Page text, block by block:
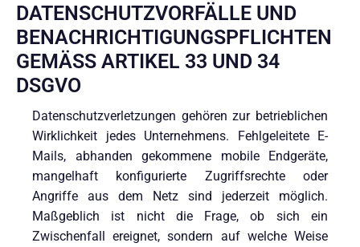
DATENSCHUTZVORFÄLLE UND
BENACHRICHTIGUNGSPFLICHTEN
GEMÄSS ARTIKEL 33 UND 34 D
SGVO
Datenschutzverletzungen gehören zur betrieblichen
Wirklichkeit jedes Unternehmens. Fehlgeleitete E-
Mails, abhanden gekommene mobile Endgeräte,
mangelhaft konfigurierte Zugriffsrechte oder
Angriffe aus dem Netz sind jederzeit möglich.
Maßgeblich ist nicht die Frage, ob sich ein
Zwischenfall ereignet, sondern auf welche Weise